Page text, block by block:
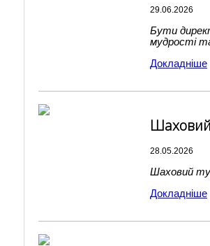
29.06.2026
Бути
мудрості
Докладніше
Шаховий
28.05.2026
Шаховий
Докладніше